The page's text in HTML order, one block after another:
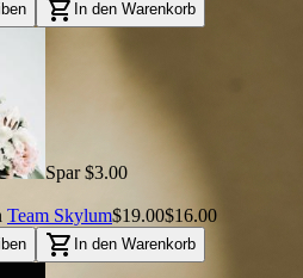
shopping_cart In den Warenkorb
Spar $3.00
Team Skylum$19.00$16.00
shopping_cart In den Warenkorb